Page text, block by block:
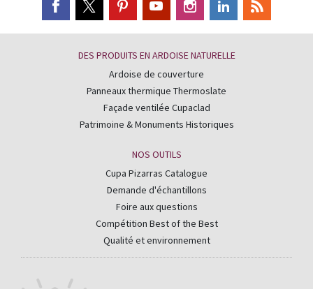
DES PRODUITS EN ARDOISE NATURELLE
Ardoise de couverture
Panneaux thermique Thermoslate
Façade ventilée Cupaclad
Patrimoine & Monuments Historiques
NOS OUTILS
Cupa Pizarras Catalogue
Demande d'échantillons
Foire aux questions
Compétition Best of the Best
Qualité et environnement